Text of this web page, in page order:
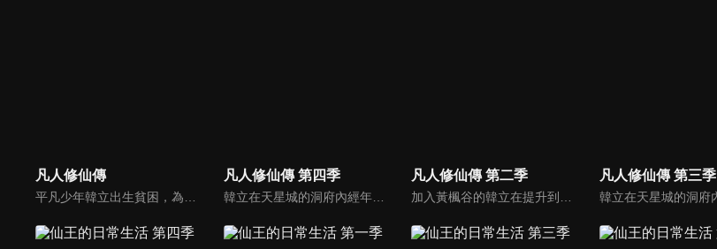
凡人修仙傳
平凡少年韓立出生貧困，為了讓家人過上更好的生活，自願前去七玄門參加入門考核，成了一名記名弟子，並因此踏上修仙之旅的故事。
凡人修仙傳 第四季
韓立在天星城的洞府內經年累月不斷苦修，終於成功結丹。出關後，韓立為煉製法寶尋訪靈物天雷竹，捲入了妙音門與極陰島、隱煞門間的爭鬥，終於成功煉製法寶——七十二口青竹蜂雲劍。此後韓立探索遺跡時遭遇了神秘強大的前元嬰期修士玄骨上人，並聽到了虛天殿的傳說。
凡人修仙傳 第二季
加入黃楓谷的韓立在提升到築基期後開始執行宗門任務並嶄露頭角，並獲得諸多機緣。然而魔道入侵迫使黃楓谷舉宗搬遷，與魔道屢有過節的韓立也成了棄子...
凡人修仙傳 第三季